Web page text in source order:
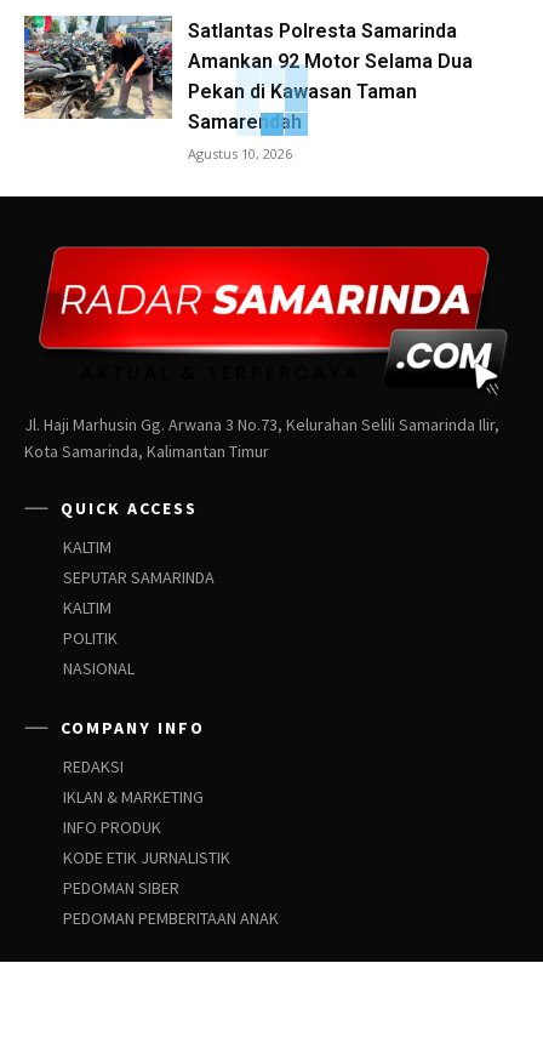
Satlantas Polresta Samarinda
Amankan 92 Motor Selama Dua
Pekan di Kawasan Taman
Samarendah
Agustus 10, 2026